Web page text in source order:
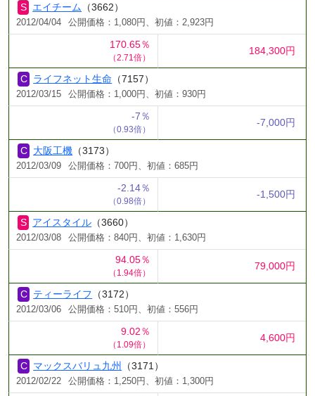
エイチーム （3662）
2012/04/04 公開価格：1,080円、初値：2,923円
170.65％
（2.71倍）
184,300円
ライフネット生命 （7157）
2012/03/15 公開価格：1,000円、初値：930円
-7％
（0.93倍）
-7,000円
大阪工機 （3173）
2012/03/09 公開価格：700円、初値：685円
-2.14％
（0.98倍）
-1,500円
アイスタイル （3660）
2012/03/08 公開価格：840円、初値：1,630円
94.05％
（1.94倍）
79,000円
ティーライフ （3172）
2012/03/06 公開価格：510円、初値：556円
9.02％
（1.09倍）
4,600円
マックスバリュ九州 （3171）
2012/02/22 公開価格：1,250円、初値：1,300円